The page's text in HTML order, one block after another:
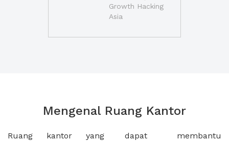
Growth Hacking
Asia
Mengenal Ruang Kantor
Ruang kantor yang
dapat membantu